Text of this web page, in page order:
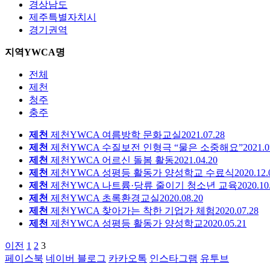
경상남도
제주특별자치시
경기권역
지역YWCA명
전체
제천
청주
충주
제천 제천YWCA 여름방학 문화교실2021.07.28
제천 제천YWCA 수질보전 인형극 “물은 소중해요”
제천 제천YWCA 어르신 돌봄 활동2021.04.20
제천 제천YWCA 성평등 활동가 양성학교 수료식
제천 제천YWCA 나트륨·당류 줄이기 청소년 교육
제천 제천YWCA 초록환경교실2020.08.20
제천 제천YWCA 찾아가는 착한 기업가 체험2020.07.28
제천 제천YWCA 성평등 활동가 양성학교2020.05.21
이전 1 2 3
페이스북 네이버 블로그 카카오톡 인스타그램 유투브